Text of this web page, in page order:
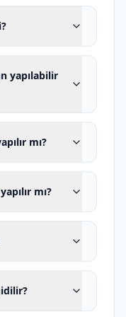
kişiye
diş hasarı
Bazı kişilerde
azı
mine
veya
sıcak
kırık
azalma ve
yapılabilir
mı?
mı?